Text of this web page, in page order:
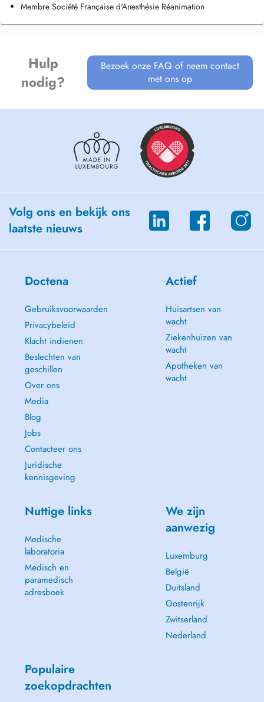
Membre Société Française d'Anesthésie Réanimation
Hulp
nodig?
Bezoek onze FAQ of neem contact
met ons op
Volg ons en bekijk ons
laatste nieuws
Doctena
Gebruiksvoorwaarden
Privacybeleid
Klacht indienen
Beslechten van
geschillen
Over ons
Media
Blog
Jobs
Contacteer ons
Juridische
kennisgeving
Actief
Huisartsen van
wacht
Ziekenhuizen van
wacht
Apotheken van
wacht
Nuttige links
Medische
laboratoria
Medisch en
paramedisch
adresboek
We zijn
aanwezig
Luxemburg
België
Duitsland
Oostenrijk
Zwitserland
Nederland
Populaire
zoekopdrachten